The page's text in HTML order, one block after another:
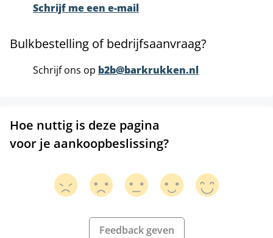
Schrijf me een e-mail
Bulkbestelling of bedrijfsaanvraag?
Schrijf ons op b2b@barkrukken.nl
Hoe nuttig is deze pagina
voor je aankoopbeslissing?
Feedback geven